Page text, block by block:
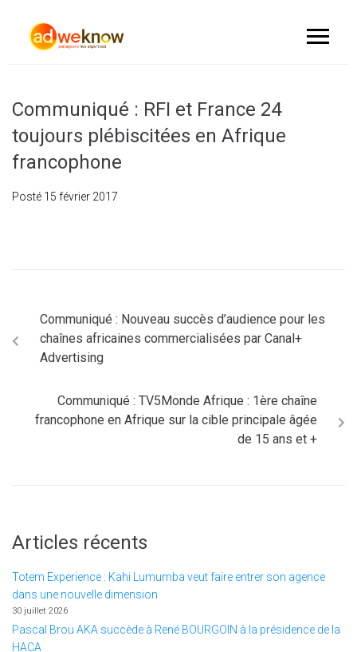
Communiqué : RFI et France 24
toujours plébiscitées en Afrique
francophone
Posté 15 février 2017
Communiqué : Nouveau succès d’audience pour les
chaînes africaines commercialisées par Canal+
Advertising
Communiqué : TV5Monde Afrique : 1ère chaîne
francophone en Afrique sur la cible principale âgée
de 15 ans et +
Articles récents
Totem Experience : Kahi Lumumba veut faire entrer son agence
dans une nouvelle dimension
30 juillet 2026
Pascal Brou AKA succède à René BOURGOIN à la présidence de la
HACA